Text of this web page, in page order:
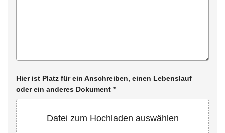
Hier ist Platz für ein Anschreiben, einen Lebenslauf
oder ein anderes Dokument *
Datei zum Hochladen auswählen